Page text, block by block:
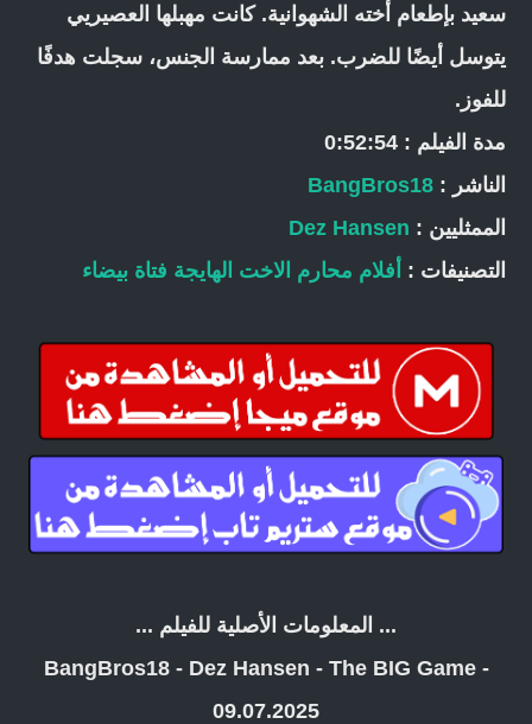
سعيد بإطعام أخته الشهوانية. كانت مهبلها العصيريي
يتوسل أيضًا للضرب. بعد ممارسة الجنس، سجلت هدفًا
للفوز.
مدة الفيلم : 0:52:54
الناشر : BangBros18
الممثليين : Dez Hansen
التصنيفات : أفلام محارم الاخت الهايجة فتاة بيضاء
... المعلومات الأصلية للفيلم ...
BangBros18 - Dez Hansen - The BIG Game -
09.07.2025